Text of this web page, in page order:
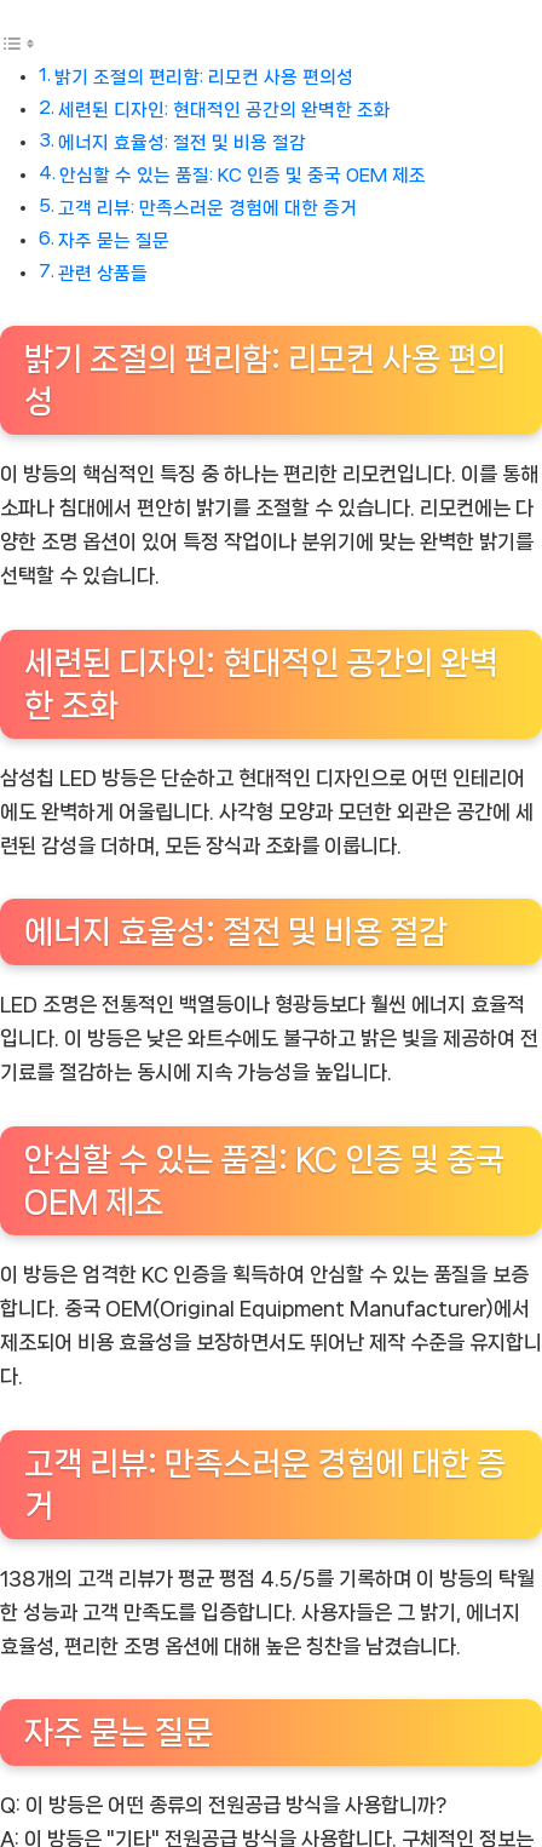
밝기 조절의 편리함: 리모컨 사용 편의성
세련된 디자인: 현대적인 공간의 완벽한 조화
에너지 효율성: 절전 및 비용 절감
안심할 수 있는 품질: KC 인증 및 중국 OEM 제조
고객 리뷰: 만족스러운 경험에 대한 증거
자주 묻는 질문
관련 상품들
밝기 조절의 편리함: 리모컨 사용 편의
성
이 방등의 핵심적인 특징 중 하나는 편리한 리모컨입니다. 이를 통해
소파나 침대에서 편안히 밝기를 조절할 수 있습니다. 리모컨에는 다
양한 조명 옵션이 있어 특정 작업이나 분위기에 맞는 완벽한 밝기를
선택할 수 있습니다.
세련된 디자인: 현대적인 공간의 완벽
한 조화
삼성칩 LED 방등은 단순하고 현대적인 디자인으로 어떤 인테리어
에도 완벽하게 어울립니다. 사각형 모양과 모던한 외관은 공간에 세
련된 감성을 더하며, 모든 장식과 조화를 이룹니다.
에너지 효율성: 절전 및 비용 절감
LED 조명은 전통적인 백열등이나 형광등보다 훨씬 에너지 효율적
입니다. 이 방등은 낮은 와트수에도 불구하고 밝은 빛을 제공하여 전
기료를 절감하는 동시에 지속 가능성을 높입니다.
안심할 수 있는 품질: KC 인증 및 중국
OEM 제조
이 방등은 엄격한 KC 인증을 획득하여 안심할 수 있는 품질을 보증
합니다. 중국 OEM(Original Equipment Manufacturer)에서
제조되어 비용 효율성을 보장하면서도 뛰어난 제작 수준을 유지합니
다.
고객 리뷰: 만족스러운 경험에 대한 증
거
138개의 고객 리뷰가 평균 평점 4.5/5를 기록하며 이 방등의 탁월
한 성능과 고객 만족도를 입증합니다. 사용자들은 그 밝기, 에너지
효율성, 편리한 조명 옵션에 대해 높은 칭찬을 남겼습니다.
자주 묻는 질문
Q: 이 방등은 어떤 종류의 전원공급 방식을 사용합니까?
A: 이 방등은 "기타" 전원공급 방식을 사용합니다. 구체적인 정보는